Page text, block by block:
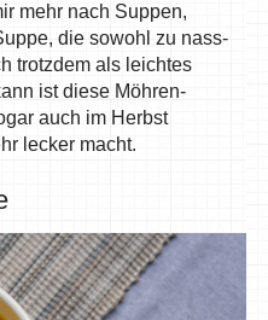
mehr nach Suppen,
die sowohl zu nass-
trotzdem als leichtes
ist diese Möhren-
auch im Herbst
lecker macht.